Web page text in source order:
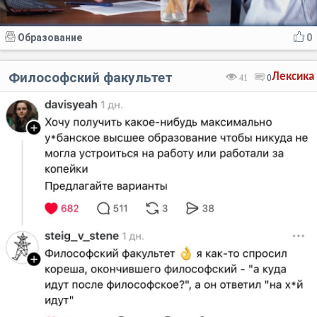
0
Образование
Лексика
41 0
Философский факультет